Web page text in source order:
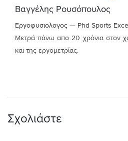
Βαγγέλης Ρουσόπουλος
Εργοφυσιολογος — Phd Sports
Μετρά πάνω απο 20 χρόνια στον
και της εργομετρίας.
Σχολιάστε